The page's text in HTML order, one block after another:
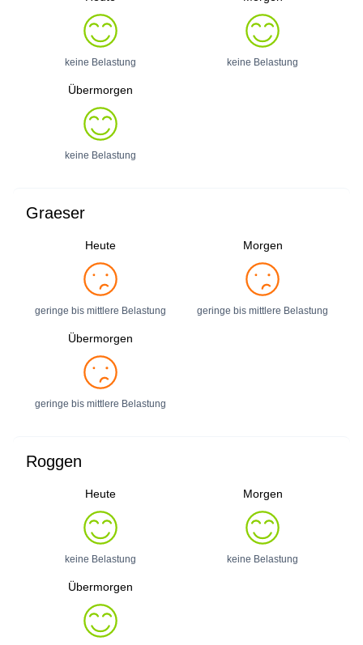
keine Belastung keine Belastung
Übermorgen
keine Belastung
Graeser
Heute
geringe bis mittlere Belastung
Morgen
geringe bis mittlere Belastung
Übermorgen
geringe bis mittlere Belastung
Roggen
Heute
keine Belastung
Morgen
keine Belastung
Übermorgen